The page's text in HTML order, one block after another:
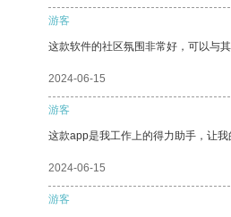
游客
这款软件的社区氛围非常好，可以与
2024-06-15
游客
这款app是我工作上的得力助手，让
2024-06-15
游客